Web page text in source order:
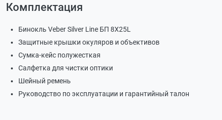
Комплектация
Бинокль Veber Silver Line БП 8X25L
Защитные крышки окуляров и объективов
Сумка-кейс полужесткая
Салфетка для чистки оптики
Шейный ремень
Руководство по эксплуатации и гарантийный талон